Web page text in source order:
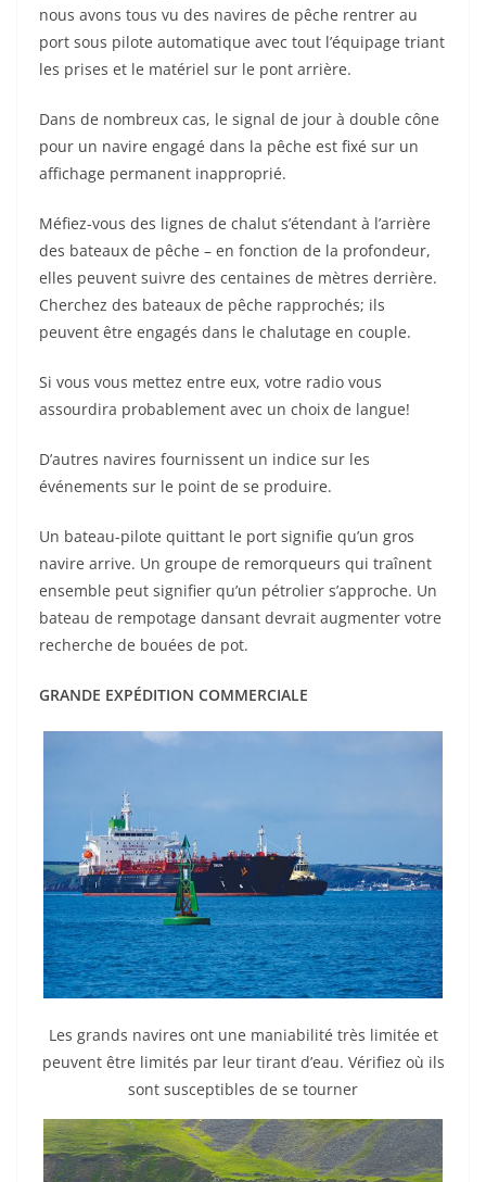
nous avons tous vu des navires de pêche rentrer au
port sous pilote automatique avec tout l’équipage triant
les prises et le matériel sur le pont arrière.
Dans de nombreux cas, le signal de jour à double cône
pour un navire engagé dans la pêche est fixé sur un
affichage permanent inapproprié.
Méfiez-vous des lignes de chalut s’étendant à l’arrière
des bateaux de pêche – en fonction de la profondeur,
elles peuvent suivre des centaines de mètres derrière.
Cherchez des bateaux de pêche rapprochés; ils
peuvent être engagés dans le chalutage en couple.
Si vous vous mettez entre eux, votre radio vous
assourdira probablement avec un choix de langue!
D’autres navires fournissent un indice sur les
événements sur le point de se produire.
Un bateau-pilote quittant le port signifie qu’un gros
navire arrive. Un groupe de remorqueurs qui traînent
ensemble peut signifier qu’un pétrolier s’approche. Un
bateau de rempotage dansant devrait augmenter votre
recherche de bouées de pot.
GRANDE EXPÉDITION COMMERCIALE
Les grands navires ont une maniabilité très limitée et
peuvent être limités par leur tirant d’eau. Vérifiez où ils
sont susceptibles de se tourner